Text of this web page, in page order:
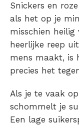
Snickers en
als het op je
misschien
heerlijke reep
mens maakt, is
precies het
Als je te vaak
schommelt je
Een lage